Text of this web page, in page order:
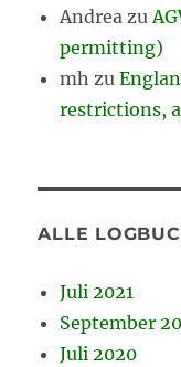
Andrea zu
permitting)
mh zu
restrictions,
ALLE
Juli 2021
September
Juli 2020